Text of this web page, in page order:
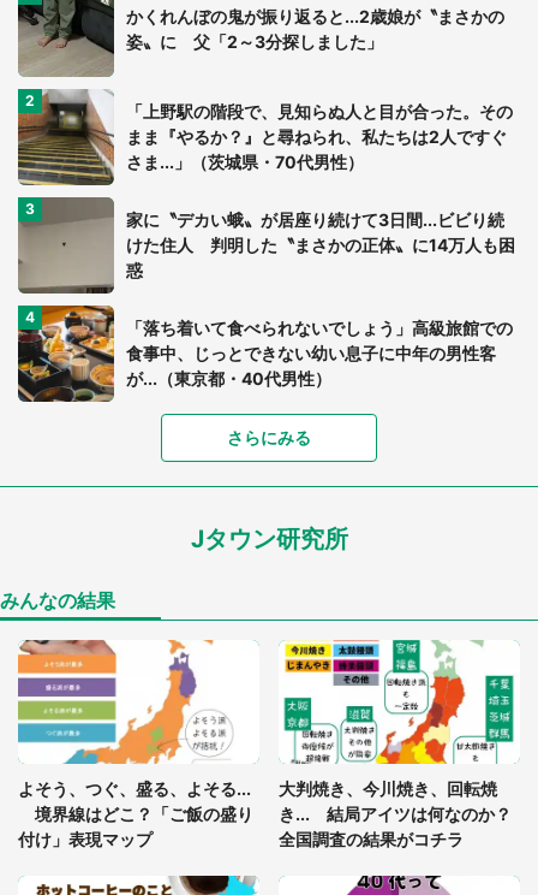
かくれんぼの鬼が振り返ると...2歳娘が〝まさかの
姿〟に 父「2～3分探しました」
「上野駅の階段で、見知らぬ人と目が合った。その
まま『やるか？』と尋ねられ、私たちは2人ですぐ
さま...」（茨城県・70代男性）
家に〝デカい蛾〟が居座り続けて3日間...ビビり続
けた住人 判明した〝まさかの正体〟に14万人も困
惑
「落ち着いて食べられないでしょう」高級旅館での
食事中、じっとできない幼い息子に中年の男性客
が...（東京都・40代男性）
「富豪すぎ」1歳息子の〝店頭駄々こね〟の内容に1.
7万人驚がく 「お菓子売り場ならまだしも...」「ハ
ードル高い」
あまりにも四角すぎる猫、激写される 「これもう
「閉所恐怖症の私は新幹線で大パニック。隣席の青
年に『手を繋いで』とお願いしたら...」 体験談に
8万人感動
グっちゃってた〝野生の野菜〟に6.5万人戦慄
「○○がない街に住んでいます」住人の呟きに30万
さらにみる
Jタウン研究所
みんなの結果
よそう、つぐ、盛る、よそる...
境界線はどこ？「ご飯の盛り
付け」表現マップ
大判焼き、今川焼き、回転焼
き... 結局アイツは何なのか？
全国調査の結果がコチラ